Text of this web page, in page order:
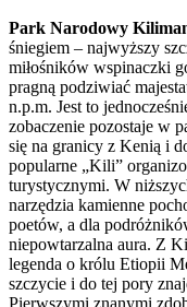
Park Narodowy
śniegiem – najwyższy
miłośników wspinaczki
pragną podziwiać
n.p.m. Jest to
zobaczenie pozostaje w
się na granicy z Kenią i
popularne „Kili”
turystycznymi. W
narzędzia kamienne
poetów, a dla
niepowtarzalna aura. Z
legenda o królu Etiopii
szczycie i do tej pory